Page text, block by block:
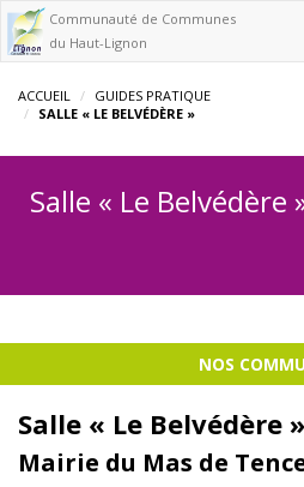
Communauté de Communes
du Haut-Lignon
ACCUEIL
GUIDES PRATIQUE
SALLE « LE BELVÉDÈRE »
Salle « Le Belvédère
NOS
Salle « Le Belvédère »
Mairie du Mas de